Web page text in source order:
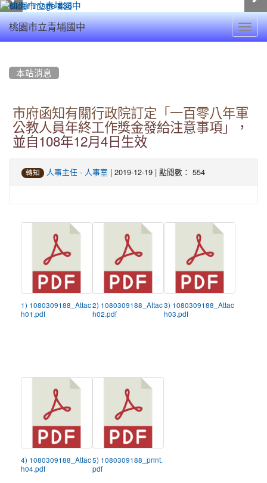
桃園市立青埔國中
本站消息
市府函知有關行政院訂定「一百零八年軍
公教人員年終工作獎金發給注意事項」，
並自108年12月4日生效
轉知 人事主任 - 人事室 | 2019-12-19 | 點閱數： 554
1) 1080309188_Attac
h01.pdf
2) 1080309188_Attac
h02.pdf
3) 1080309188_Attac
h03.pdf
4) 1080309188_Attac
h04.pdf
5) 1080309188_print.
pdf